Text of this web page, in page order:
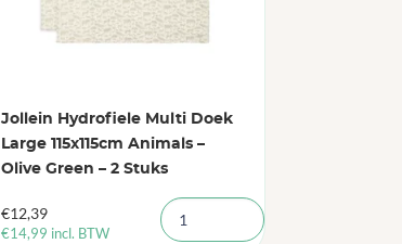
Jollein Hydrofiele Multi Doek
Large 115x115cm Animals –
Olive Green – 2 Stuks
€12,39
€14,99 incl. BTW